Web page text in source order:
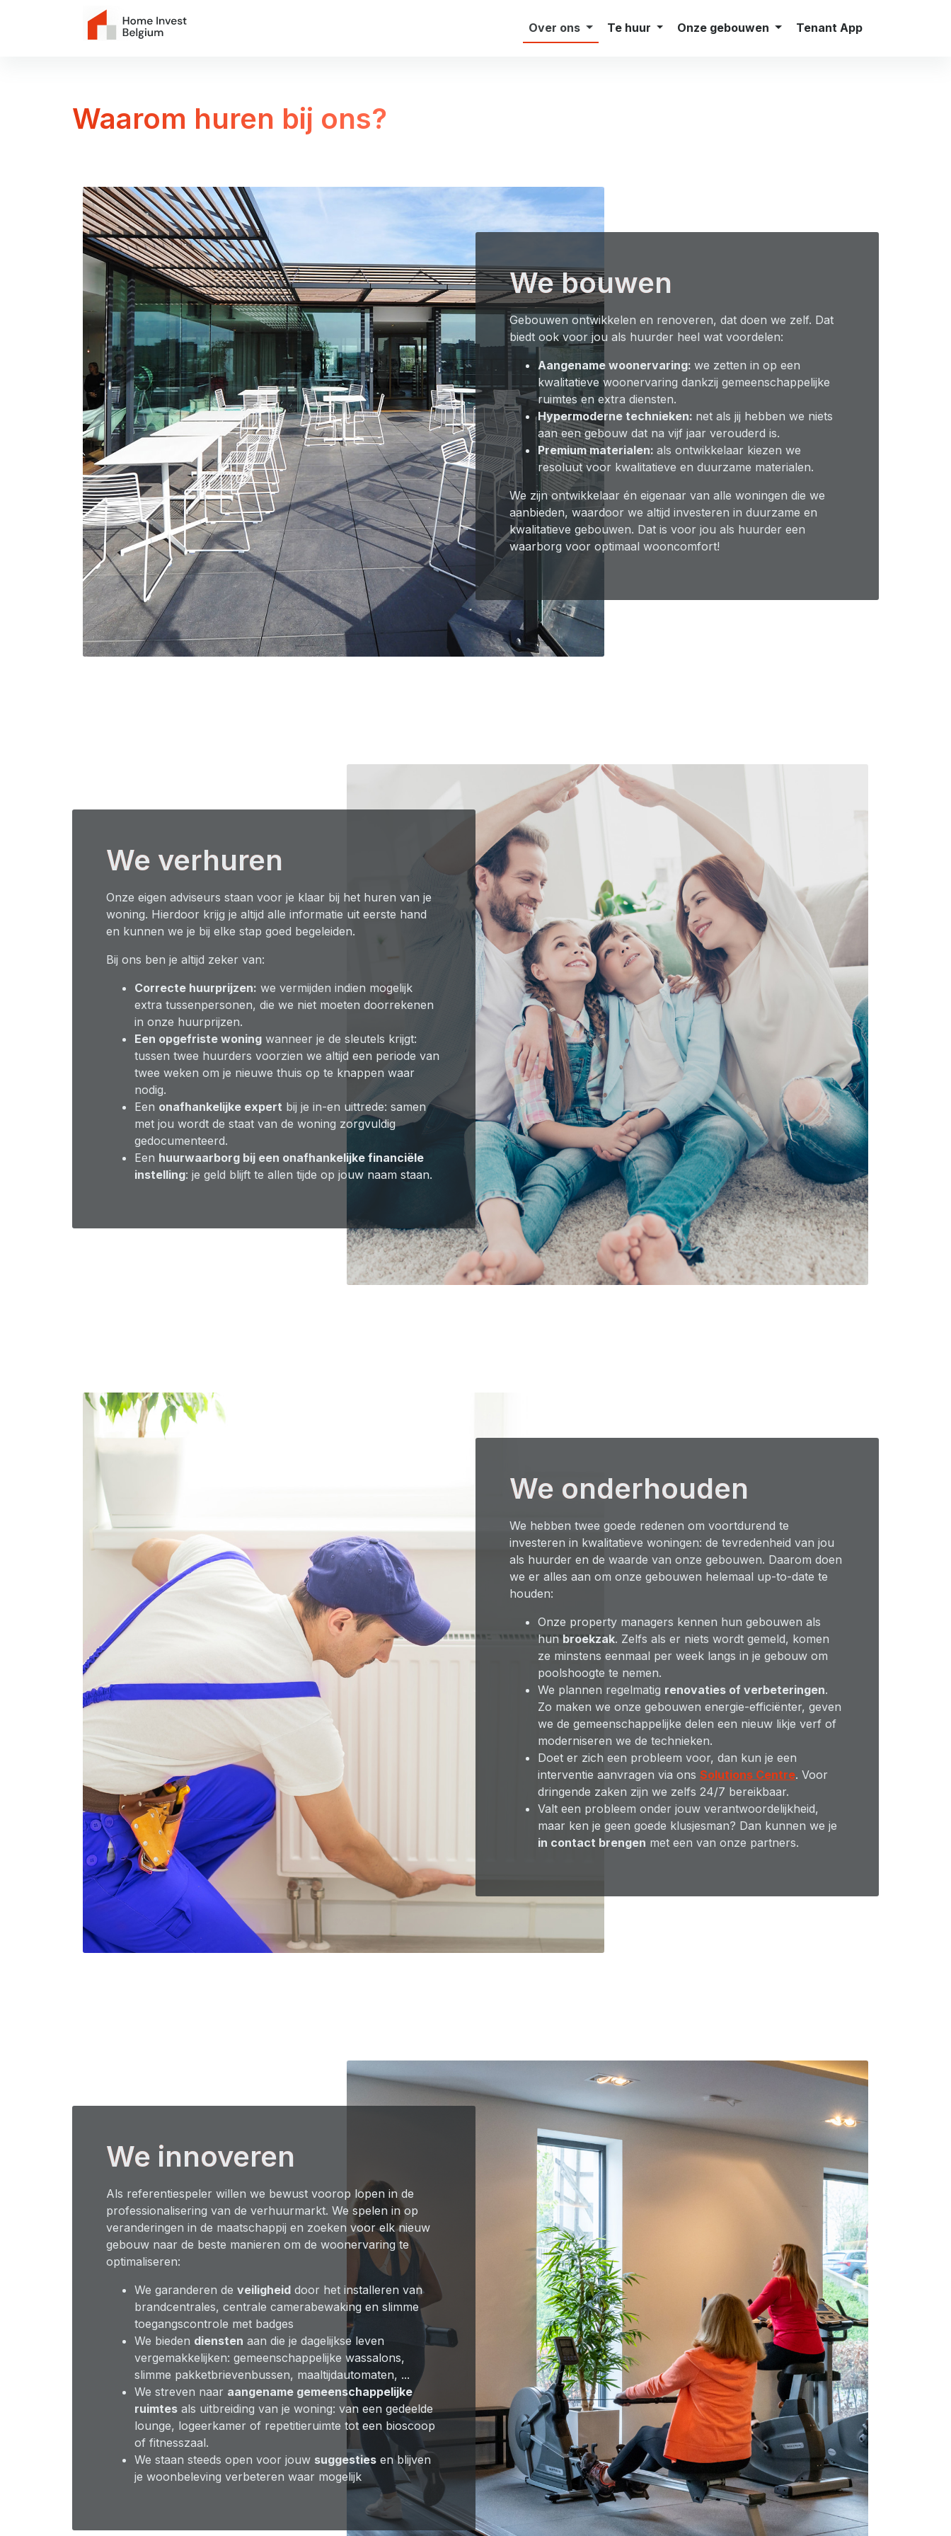
Over ons Te huur Onze gebouwen Tenant App
Waarom huren bij ons?
We bouwen
Gebouwen ontwikkelen en renoveren, dat doen we zelf. Dat
biedt ook voor jou als huurder heel wat voordelen:
Aangename woonervaring: we zetten in op een
kwalitatieve woonervaring dankzij gemeenschappelijke
ruimtes en extra diensten.
Hypermoderne technieken: net als jij hebben we niets
aan een gebouw dat na vijf jaar verouderd is.
Premium materialen: als ontwikkelaar kiezen we
resoluut voor kwalitatieve en duurzame materialen.
We zijn ontwikkelaar én eigenaar van alle woningen die we
aanbieden, waardoor we altijd investeren in duurzame en
kwalitatieve gebouwen. Dat is voor jou als huurder een
waarborg voor optimaal wooncomfort!
We verhuren
Onze eigen adviseurs staan voor je klaar bij het huren van je
woning. Hierdoor krijg je altijd alle informatie uit eerste hand
en kunnen we je bij elke stap goed begeleiden.
Bij ons ben je altijd zeker van:
Correcte huurprijzen: we vermijden indien mogelijk
extra tussenpersonen, die we niet moeten doorrekenen
in onze huurprijzen.
Een opgefriste woning wanneer je de sleutels krijgt:
tussen twee huurders voorzien we altijd een periode van
twee weken om je nieuwe thuis op te knappen waar
nodig.
Een onafhankelijke expert bij je in-en uittrede: samen
met jou wordt de staat van de woning zorgvuldig
gedocumenteerd.
Een huurwaarborg bij een onafhankelijke financiële
instelling: je geld blijft te allen tijde op jouw naam staan.
We onderhouden
We hebben twee goede redenen om voortdurend te
investeren in kwalitatieve woningen: de tevredenheid van jou
als huurder en de waarde van onze gebouwen. Daarom doen
we er alles aan om onze gebouwen helemaal up-to-date te
houden:
Onze property managers kennen hun gebouwen als
hunbroekzak. Zelfs als er niets wordt gemeld, komen
ze minstens eenmaal per week langs in je gebouw om
poolshoogte te nemen.
We plannen regelmatig renovaties of verbeteringen.
Zo maken we onze gebouwen energie-efficiënter, geven
we de gemeenschappelijke delen een nieuw likje verf of
moderniseren we de technieken.
Doet er zich een probleem voor, dan kun je een
interventie aanvragen via ons Solutions Centre. Voor
dringende zaken zijn we zelfs 24/7 bereikbaar.
Valt een probleem onder jouw verantwoordelijkheid,
maar ken je geen goede klusjesman? Dan kunnen we je
in contact brengen met een van onze partners.
We innoveren
Als referentiespeler willen we bewust voorop lopen in de
professionalisering van de verhuurmarkt. We spelen in op
veranderingen in de maatschappij en zoeken voor elk nieuw
gebouw naar de beste manieren om de woonervaring te
optimaliseren:
We garanderen de veiligheid door het installeren van
brandcentrales, centrale camerabewaking en slimme
toegangscontrole met badges
We bieden diensten aan die je dagelijkse leven
vergemakkelijken: gemeenschappelijke wassalons,
slimme pakketbrievenbussen, maaltijdautomaten, ...
We streven naar aangename gemeenschappelijke
ruimtes als uitbreiding van je woning: van een gedeelde
lounge, logeerkamer of repetitieruimte tot een bioscoop
of fitnesszaal.
We staan steeds open voor jouw suggesties en blijven
je woonbeleving verbeteren waar mogelijk